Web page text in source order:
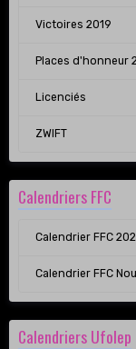
Victoires 2019
Places d'honneur
Licenciés
ZWIFT
Calendriers FFC
Calendrier FFC
Calendrier FFC
Calendriers Ufolep